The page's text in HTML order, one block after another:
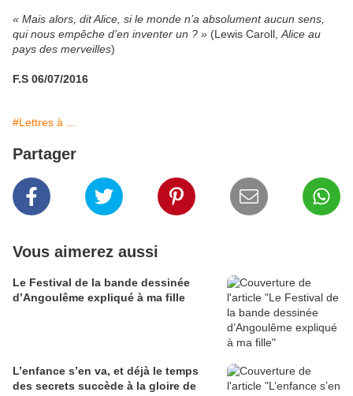
« Mais alors, dit Alice, si le monde n’a absolument aucun sens,
qui nous empêche d’en inventer un ? » (Lewis Caroll, Alice au
pays des merveilles)
F.S 06/07/2016
#Lettres à ...
Partager
Vous aimerez aussi
Le Festival de la bande dessinée
d’Angoulême expliqué à ma fille
L’enfance s’en va, et déjà le temps
des secrets succède à la gloire de